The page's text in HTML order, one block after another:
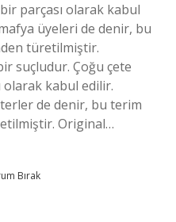
parçası olarak kabul
üyeleri de denir, bu
türetilmiştir.
suçludur. Çoğu çete
olarak kabul edilir.
de denir, bu terim
Original…
Bırak